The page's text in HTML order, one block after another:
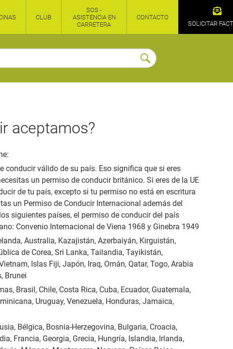
CLUB
SOS -
ASISTENCIA EN
CARRETERA
CONTACTO
SOLICITAR
aceptamos?
conducir válido de su país. Eso significa que si eres
un permiso de conducir británico. Si eres de la UE
de tu país, excepto si tu permiso no está en escritura
un Permiso de Conducir Internacional además del
siguientes países, el permiso de conducir del país
Convenio Internacional de Viena 1968 y Ginebra 1949
Australia, Kazajistán, Azerbaiyán, Kirguistán,
de Corea, Sri Lanka, Tailandia, Tayikistán,
Islas Fiji, Japón, Iraq, Omán, Qatar, Togo, Arabia
Brunei
Brasil, Chile, Costa Rica, Cuba, Ecuador, Guatemala,
Uruguay, Venezuela, Honduras, Jamaica,
Bélgica, Bosnia-Herzegovina, Bulgaria, Croacia,
Francia, Georgia, Grecia, Hungría, Islandia, Irlanda,